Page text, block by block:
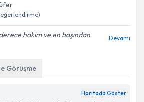
hakim ve en başından
Devamı
Görüşme
Haritada Göster